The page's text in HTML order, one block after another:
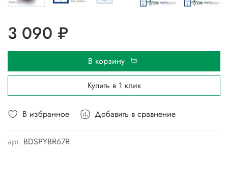
В избранное Добавить в сравнение
арт. BDSPYBR67R
3 090 ₽
В корзину
Купить в 1 клик